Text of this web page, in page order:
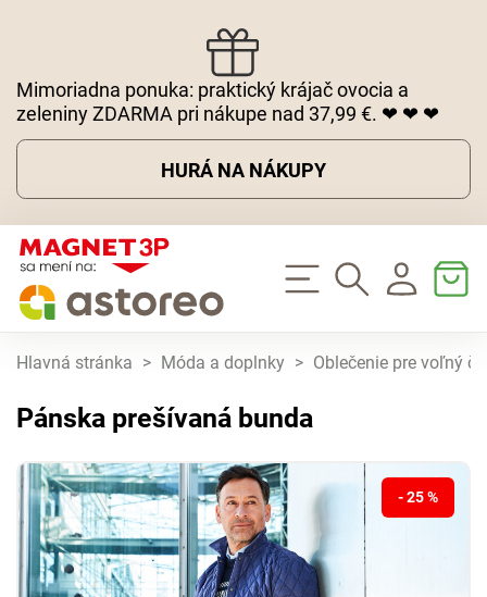
Mimoriadna ponuka: praktický krájač ovocia a
zeleniny ZDARMA pri nákupe nad 37,99 €. ❤ ❤ ❤
HURÁ NA NÁKUPY
Hlavná stránka > Móda a doplnky > Oblečenie pre voľný
Pánska prešívaná bunda
- 25 %